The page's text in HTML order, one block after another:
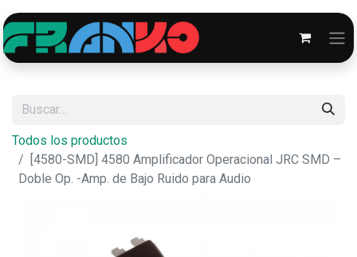
Todos los productos
[4580-SMD] 4580 Amplificador Operacional JRC SMD –
Doble Op. -Amp. de Bajo Ruido para Audio